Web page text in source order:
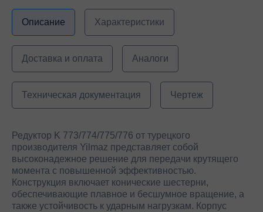
Описание Характеристики
Доставка и оплата Аналоги
Техническая документация Чертеж
Редуктор K 773/774/775/776 от турецкого
производителя Yilmaz представляет собой
высоконадежное решение для передачи крутящего
момента с повышенной эффективностью.
Конструкция включает конические шестерни,
обеспечивающие плавное и бесшумное вращение, а
также устойчивость к ударным нагрузкам. Корпус